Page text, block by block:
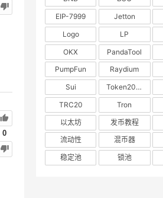
0
EIP-7999
Jetton
Logo
LP
OKX
PandaTool
PumpFun
Raydium
Sui
Token2022
TRC20
Tron
以太坊
发币教程
流动性
混币器
稳定池
锁池